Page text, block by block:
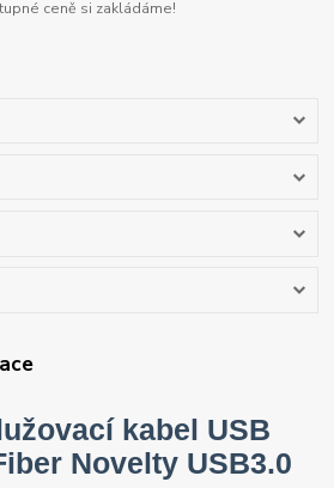
ceně si zakládáme!
kabel USB
Novelty USB3.0